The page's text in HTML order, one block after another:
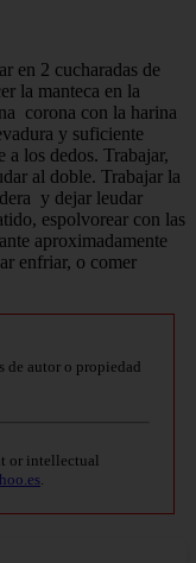
en 2 cucharadas de
la manteca en la
corona con la harina
y suficiente
a los dedos. Trabajar,
al doble. Trabajar la
y dejar leudar
espolvorear con las
aproximadamente
enfriar, o comer
de autor o propiedad
or intellectual